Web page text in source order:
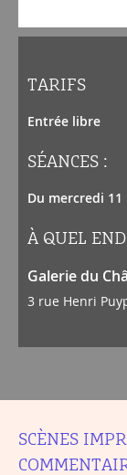
TARIFS
Entrée libre
SÉANCES :
Du mercredi 11
À QUEL
Galerie du
3 rue Henri
SCÈNES